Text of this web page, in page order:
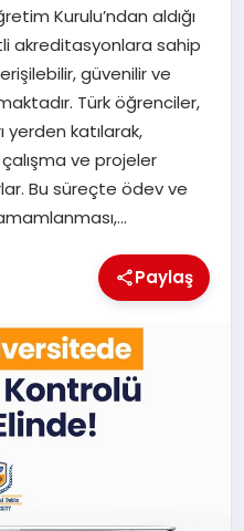
Kurulu’ndan aldığı
akreditasyonlara sahip
güvenilir ve
Türk öğrenciler,
yerden katılarak,
ve projeler
Bu süreçte ödev ve
Paylaş